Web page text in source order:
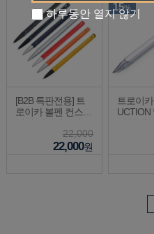
[B2B 특판전용] 트
로이카 볼펜 컨스트
럭션 멀티태스킹 P
22,000
22,000원
15%
트로이
UCTION
킹 볼펜
하루동안 열지 않기